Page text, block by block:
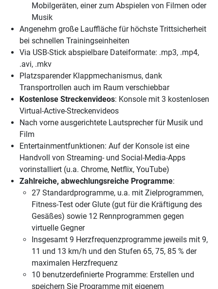
Mobilgeräten, einer zum Abspielen von Filmen oder
Musik
Angenehm große Lauffläche für höchste Trittsicherheit
bei schnellen Trainingseinheiten
Via USB-Stick abspielbare Dateiformate: .mp3, .mp4,
.avi, .mkv
Platzsparender Klappmechanismus, dank
Transportrollen auch im Raum verschiebbar
Kostenlose Streckenvideos: Konsole mit 3 kostenlosen
Virtual-Active-Streckenvideos
Nach vorne ausgerichtete Lautsprecher für Musik und
Film
Entertainmentfunktionen: Auf der Konsole ist eine
Handvoll von Streaming- und Social-Media-Apps
vorinstalliert (u.a. Chrome, Netflix, YouTube)
Zahlreiche, abwechlungsreiche Programme:
27 Standardprogramme, u.a. mit Zielprogrammen,
Fitness-Test oder Glute (gut für die Kräftigung des
Gesäßes) sowie 12 Rennprogrammen gegen
virtuelle Gegner
Insgesamt 9 Herzfrequenzprogramme jeweils mit 9,
11 und 13 km/h und den Stufen 65, 75, 85 % der
maximalen Herzfrequenz
10 benutzerdefinierte Programme: Erstellen und
speichern Sie Programme mit eigenem